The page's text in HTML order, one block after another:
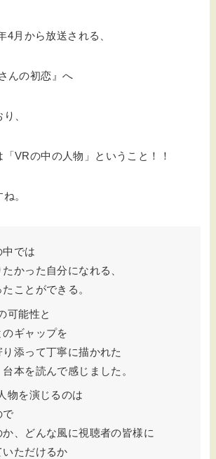
4月から放送される、
んの初恋』へ
、
VRの中の人物」ということ！！
。
では
かった自分になれる、
ことができる。
可能性と
ギャップを
り添って丁寧に描かれた
本を読んで感じました。
物を演じるのは
で
か、どんな風に視聴者の皆様に
いただけるか